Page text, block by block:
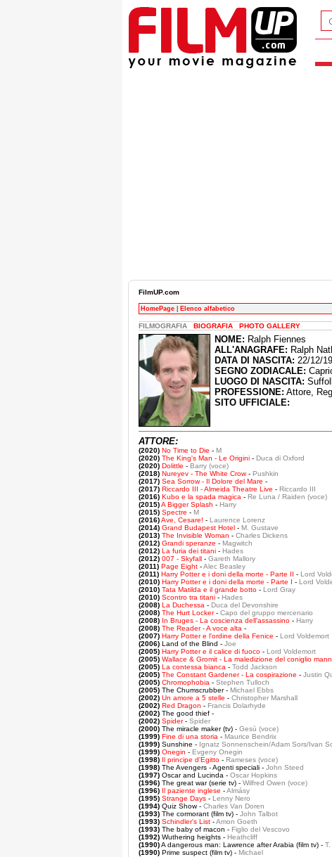
FilmUP.com
HomePage Elenco alfabetico
FILMOGRAFIA BIOGRAFIA PHOTO GALLERY
NOME: Ralph Fiennes
ALL'ANAGRAFE: Ralph
DATA DI NASCITA: 22/12/
SEGNO ZODIACALE:
LUOGO DI NASCITA:
PROFESSIONE: Attore,
SITO UFFICIALE:
ATTORE:
(2020) No Time to Die - M
(2020) The King's Man - Le Origini - Duca di Oxford
(2020) Dolittle - Barry (voce)
(2018) Nureyev - The White Crow- Pushkin
(2017) Sea Sorrow - Il Dolore del Mare -
(2017) Riccardo III - Almeida Theatre Live - Riccardo III
(2016) Kubo e la spada magica - Re Luna / Raiden (voce)
(2015)A Bigger Splash - Harry
(2015) Spectre - M
(2016)Ave, Cesare! - Laurence Lorenz
(2014) Grand Budapest Hotel - M. Gustave
(2013) The Invisible Woman - Charles Dickens
(2012) Grandi speranze - Magwitch
(2012) La furia dei titani - Hades
(2012) 007 - Skyfall - Gareth Mallory
(2011) Page Eight -Alec Beasley
(2011) Harry Potter e i doni della morte - Parte II - Lord
(2010) Harry Potter e i doni della morte - Parte I - Lord
(2010) Tata Matilda e il grande botto - Lord Gray
(2010) Scontro tra titani - Hades
(2008) La Duchessa - Duca del Devonshire
(2008) The Hurt Locker- Capo del gruppo mercenario
(2008) In Bruges - La coscienza dell'assassino - Harry
(2008) The Reader - A voce alta -
(2007) Harry Potter e l'ordine della Fenice - Lord Voldemort
(2006) Land of the Blind - Joe
(2005) Harry Potter e il calice di fuoco - Lord Voldemort
(2005) Wallace & Gromit - La maledizione del coniglio
(2005) La contessa bianca - Todd Jackson
(2005) The Constant Gardener - La cospirazione - Justin
(2005) Chromophobia - Stephen Tulloch
(2005) The Chumscrubber - Michael Ebbs
(2002) Un amore a 5 stelle - Christopher Marshall
(2002) Red Dragon - Francis Dolarhyde
(2002) The good thief -
(2002) Spider- Spider
(2000) The miracle maker (tv) - Gesù (voce)
(1999) Fine di una storia - Maurice Bendrix
(1999) Sunshine - Ignatz Sonnenschein/Adam Sors/Ivan
(1999) Onegin - Evgeny Onegin
(1998) Il principe d'Egitto - Rameses (voce)
(1998) The Avengers - Agenti speciali - John Steed
(1997) Oscar and Lucinda - Oscar Hopkins
(1996) The great war (serie tv) - Wilfred Owen (voce)
(1996) Il paziente inglese -Almásy
(1995) Strange Days - Lenny Nero
(1994) Quiz Show - Charles Van Doren
(1993) The cormorant (film tv) - John Talbot
(1993) Schindler's List -Amon Goeth
(1993) The baby of macon - Figlio del Vescovo
(1992) Wuthering heights - Heathcliff
(1990)A dangerous man: Lawrence after Arabia (film tv) -
(1990) Prime suspect (film tv) - Michael